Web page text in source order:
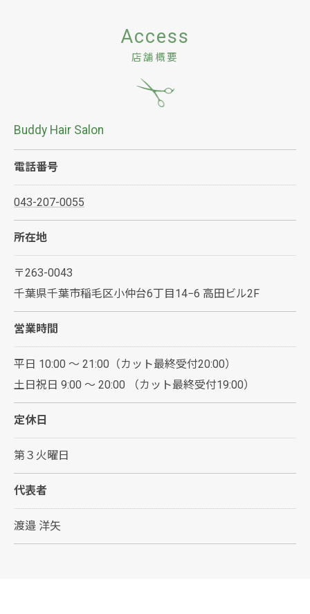
店舗概要
Access
Buddy Hair Salon
電話番号
043-207-0055
所在地
〒263-0043
千葉県千葉市稲毛区小仲台6丁目14−6 高田ビル2F
営業時間
平日 10:00 ～ 21:00（カット最終受付20:00）
土日祝日 9:00 ～ 20:00 （カット最終受付19:00）
定休日
第３火曜日
代表者
渡邉 洋矢